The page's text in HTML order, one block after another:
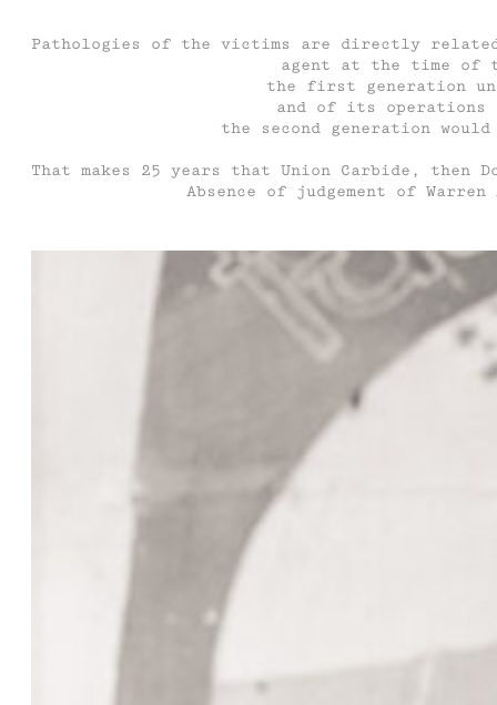
Pathologies of the victims are directly related
agent at the time of
the first generation
and of its operations
the second generation
That makes 25 years that Union Carbide,
Absence of judgement of